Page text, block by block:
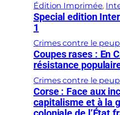
Édition Imprimée,
Special edition
1
Crimes contre le
Coupes rases : En
résistance
Crimes contre le
Corse : Face aux
capitalisme et à la